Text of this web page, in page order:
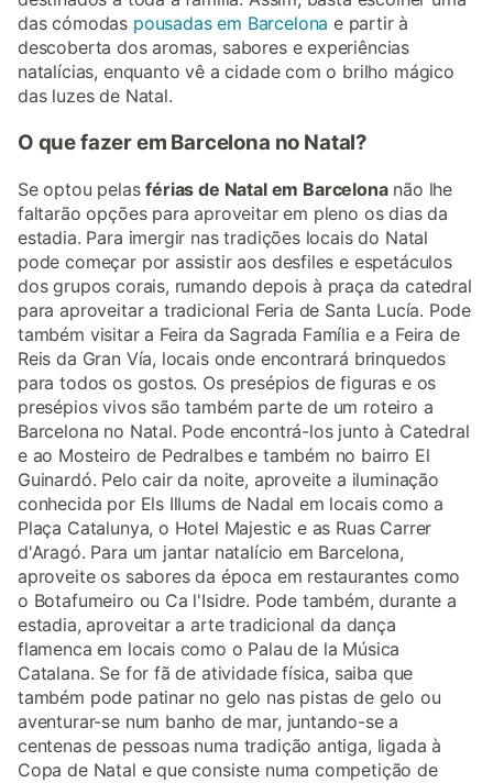
das cómodas pousadas em Barcelona e partir à
descoberta dos aromas, sabores e experiências
natalícias, enquanto vê a cidade com o brilho mágico
das luzes de Natal.
O que fazer em Barcelona no Natal?
Se optou pelasférias de Natal em Barcelonanão lhe
faltarão opções para aproveitar em pleno os dias da
estadia. Para imergir nas tradições locais do Natal
pode começar por assistir aos desfiles e espetáculos
dos grupos corais, rumando depois à praça da catedral
para aproveitar a tradicional Feria de Santa Lucía. Pode
também visitar a Feira da Sagrada Família e a Feira de
Reis da Gran Vía, locais onde encontrará brinquedos
para todos os gostos. Os presépios de figuras e os
presépios vivos são também parte de um roteiro a
Barcelona no Natal. Pode encontrá-los junto à Catedral
e ao Mosteiro de Pedralbes e também no bairro El
Guinardó. Pelo cair da noite, aproveite a iluminação
conhecida por Els Illums de Nadal em locais como a
Plaça Catalunya, o Hotel Majestic e as Ruas Carrer
d'Aragó. Para um jantar natalício em Barcelona,
aproveite os sabores da época em restaurantes como
o Botafumeiro ou Ca l'Isidre. Pode também, durante a
estadia, aproveitar a arte tradicional da dança
flamenca em locais como o Palau de la Música
Catalana. Se for fã de atividade física, saiba que
também pode patinar no gelo nas pistas de gelo ou
aventurar-se num banho de mar, juntando-se a
centenas de pessoas numa tradição antiga, ligada à
Copa de Natal e que consiste numa competição de